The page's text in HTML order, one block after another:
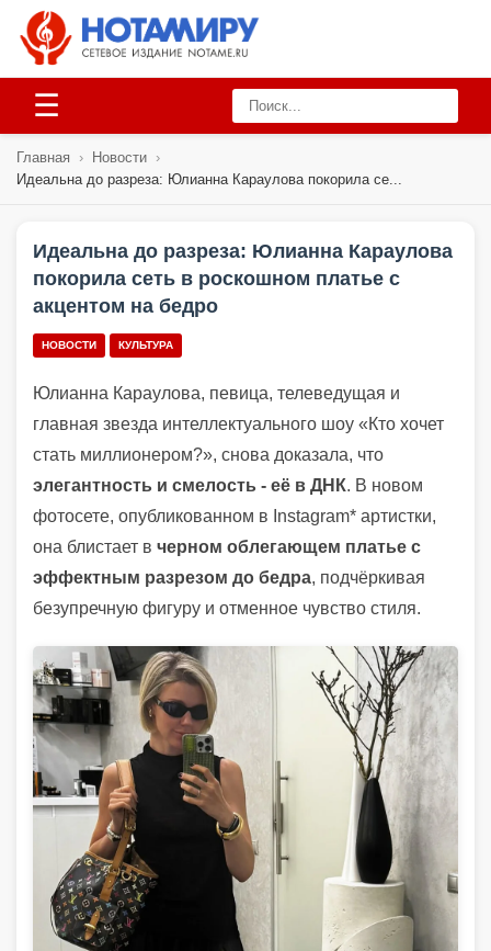
☰
Главная › Новости ›
Идеальна до разреза: Юлианна Караулова покорила се...
Идеальна до разреза: Юлианна Караулова
покорила сеть в роскошном платье с
акцентом на бедро
НОВОСТИ КУЛЬТУРА
Юлианна Караулова, певица, телеведущая и
главная звезда интеллектуального шоу «Кто хочет
стать миллионером?», снова доказала, что
элегантность и смелость - её в ДНК. В новом
фотосете, опубликованном в Instagram* артистки,
она блистает в черном облегающем платье с
эффектным разрезом до бедра, подчёркивая
безупречную фигуру и отменное чувство стиля.